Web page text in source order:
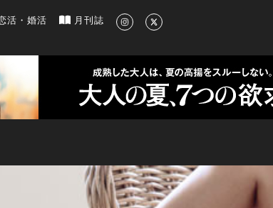
ルメ、洗練されたライフスタイル情報
活・婚活 月刊誌